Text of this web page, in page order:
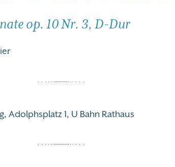
op. 10 Nr. 3, D-Dur
Adolphsplatz 1, U Bahn Rathaus